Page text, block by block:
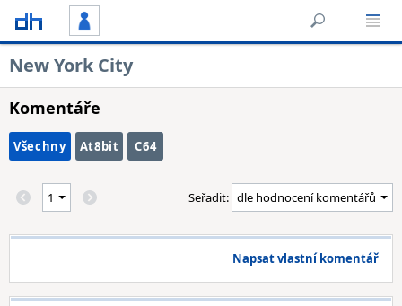
New York City
Komentáře
Všechny At8bit C64
Seřadit:
Napsat vlastní komentář